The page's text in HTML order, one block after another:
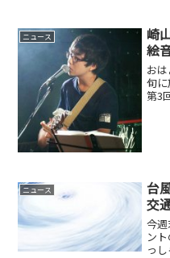
ニュース
崎
絵
お
旬
第3
ニュース
台
交
今
ン
っ